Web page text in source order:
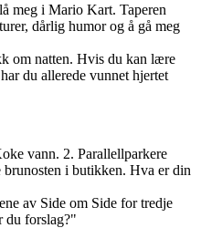
meg i Mario Kart. Taperen
dårlig humor og å gå meg
om natten. Hvis du kan lære
du allerede vunnet hjertet
vann. 2. Parallellparkere
brunosten i butikken. Hva er din
av Side om Side for tredje
du forslag?"